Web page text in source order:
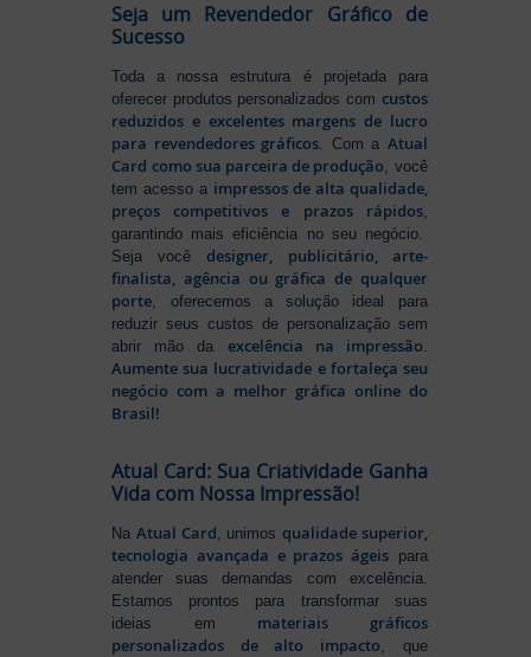
Seja um Revendedor Gráfico de
Sucesso
Toda a nossa estrutura é projetada para
oferecer produtos personalizados com custos
reduzidos e excelentes margens de lucro
para revendedores gráficos. Com a Atual
Card como sua parceira de produção, você
tem acesso a impressos de alta qualidade,
preços competitivos e prazos rápidos,
garantindo mais eficiência no seu negócio.
Seja vocêdesigner, publicitário, arte-
finalista, agência ou gráfica de qualquer
porte, oferecemos a solução ideal para
reduzir seus custos de personalização sem
abrir mão da excelência na impressão.
Aumente sua lucratividade e fortaleça seu
negócio com a melhor gráfica online do
Brasil!
Atual Card: Sua Criatividade Ganha
Vida com Nossa Impressão!
Na Atual Card , unimos qualidade superior,
tecnologia avançada e prazos ágeispara
atender suas demandas com excelência.
Estamos prontos para transformar suas
ideias em materiais gráficos
personalizados de alto impacto , que